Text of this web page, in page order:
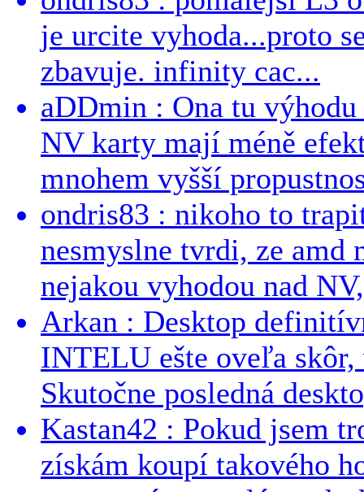
je urcite vyhoda...proto
zbavuje. infinity cac...
aDDmin : Ona tu
NV karty mají méně
mnohem vyšší
ondris83 : nikoho to
nesmyslne tvrdi, ze
nejakou vyhodou nad
Arkan : Desktop
INTELU ešte oveľa
Skutočne posledná
Kastan42 : Pokud jsem
získám koupí takového